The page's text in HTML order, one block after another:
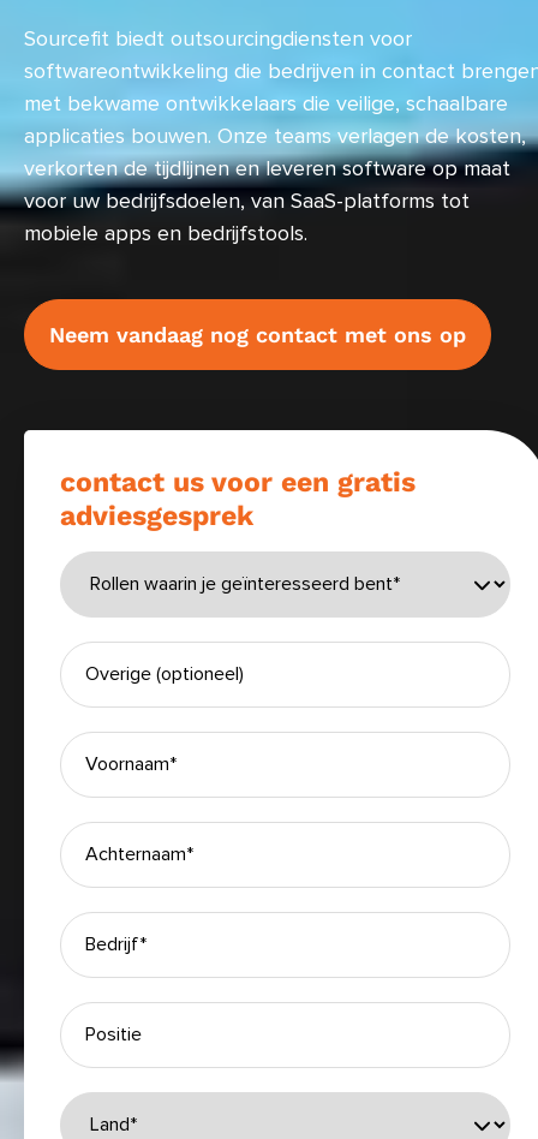
Sourcefit biedt outsourcingdiensten voor
softwareontwikkeling die bedrijven in contact
met bekwame ontwikkelaars die veilige, schaalbare
applicaties bouwen. Onze teams verlagen de kosten,
verkorten de tijdlijnen en leveren software op maat
voor uw bedrijfsdoelen, van SaaS-platforms tot
mobiele apps en bedrijfstools.
Neem vandaag nog contact met ons op
contact us voor een gratis
adviesgesprek